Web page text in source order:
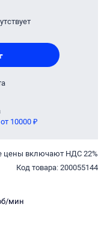
10000 ₽
цены включают НДС 22%
Код товара: 200055144
мин